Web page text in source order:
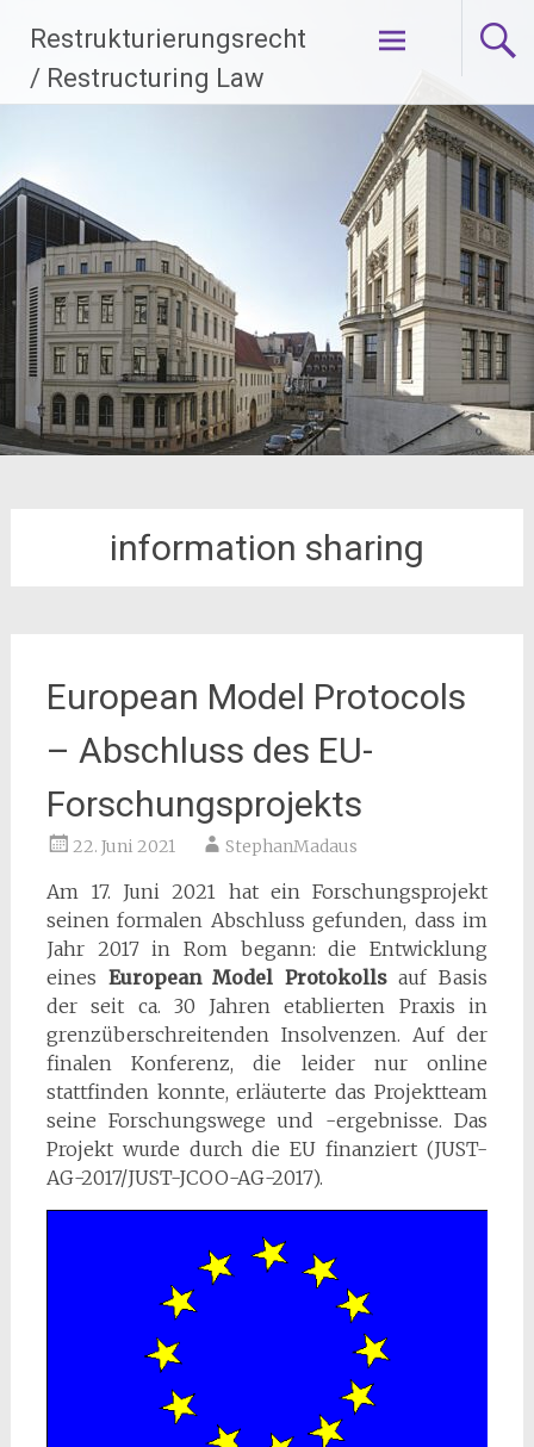
Inhalt
springen
Restrukturierungsrecht
/ Restructuring Law
information sharing
European Model Protocols
– Abschluss des EU-
Forschungsprojekts
22. Juni 2021 StephanMadaus
Am 17. Juni 2021 hat ein Forschungsprojekt
seinen formalen Abschluss gefunden, dass im
Jahr 2017 in Rom begann: die Entwicklung
eines European Model Protokollsauf Basis
der seit ca. 30 Jahren etablierten Praxis in
grenzüberschreitenden Insolvenzen. Auf der
finalen Konferenz, die leider nur online
stattfinden konnte, erläuterte das Projektteam
seine Forschungswege und -ergebnisse. Das
Projekt wurde durch die EU finanziert (JUST-
AG-2017/JUST-JCOO-AG-2017).